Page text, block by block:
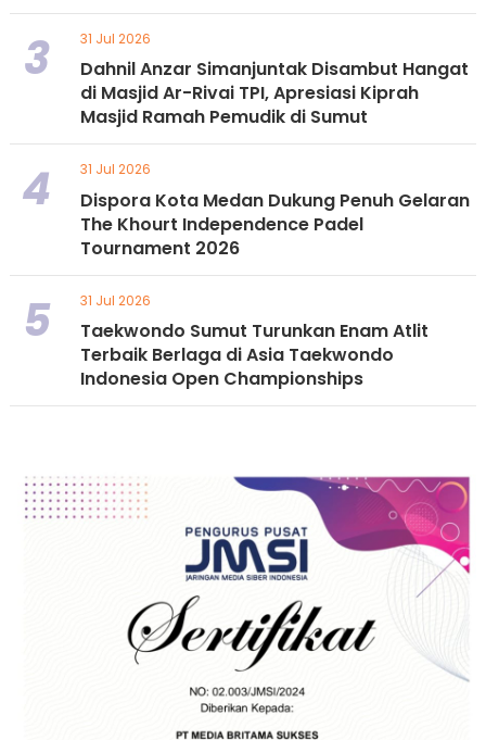
3 31 Jul 2026
Dahnil Anzar Simanjuntak Disambut Hangat
di Masjid Ar-Rivai TPI, Apresiasi Kiprah
Masjid Ramah Pemudik di Sumut
4 31 Jul 2026
Dispora Kota Medan Dukung Penuh Gelaran
The Khourt Independence Padel
Tournament 2026
5 31 Jul 2026
Taekwondo Sumut Turunkan Enam Atlit
Terbaik Berlaga di Asia Taekwondo
Indonesia Open Championships